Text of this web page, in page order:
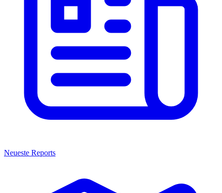
Neueste Reports